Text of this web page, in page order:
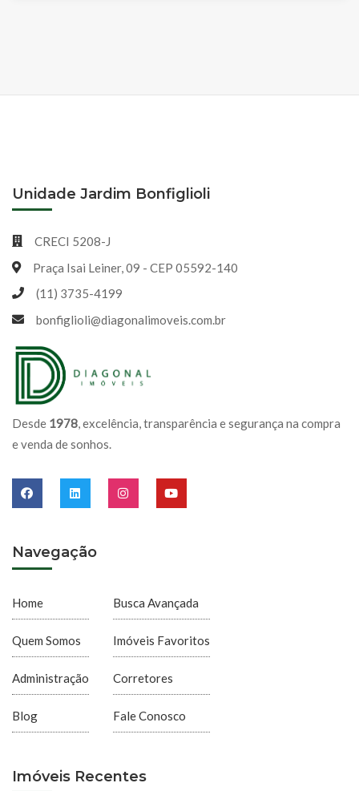
Desde 1978, excelência, transparência e segurança na compra
e venda de sonhos.
Navegação
Home
Quem Somos
Administração
Blog
Busca Avançada
Imóveis Favoritos
Corretores
Fale Conosco
Imóveis Recentes
Unidade Jardim Bonfiglioli
CRECI 5208-J
Praça Isai Leiner, 09 - CEP 05592-140
(11) 3735-4199
bonfiglioli@diagonalimoveis.com.br